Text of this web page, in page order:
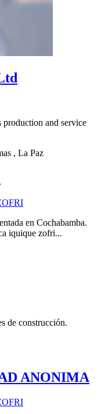
and service
, La Paz
en Cochabamba.
iquique zofri...
de construcción.
ANONIMA